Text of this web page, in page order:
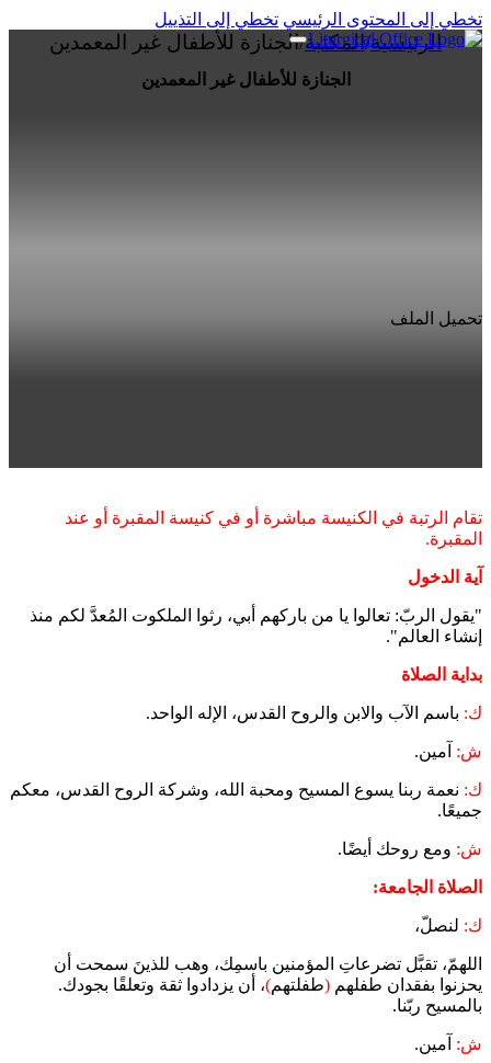
تخطي إلى المحتوى الرئيسي تخطي إلى التذييل
الرئيسية/المكتبة/الجنازة للأطفال غير المعمدين
الجنازة للأطفال غير المعمدين
تحميل الملف
تقام الرتبة في الكنيسة مباشرة أو في كنيسة المقبرة أو عند
المقبرة.
آية الدخول
"يقول الربّ: تعالوا يا من باركهم أبي، رثوا الملكوت المُعدَّ لكم منذ
إنشاء العالم".
بداية الصلاة
ك: باسم الآب والابن والروح القدس، الإله الواحد.
ش: آمين.
ك: نعمة ربنا يسوع المسيح ومحبة الله، وشركة الروح القدس، معكم
جميعًا.
ش: ومع روحك أيضًا.
الصلاة الجامعة:
ك: لنصلّ،
اللهمّ، تقبَّل تضرعاتِ المؤمنين باسمِك، وهب للذينَ سمحت أن
يحزنوا بفقدان طفلهم (طفلتهم)، أن يزدادوا ثقة وتعلقًا بجودك.
بالمسيح ربّنا.
ش: آمين.